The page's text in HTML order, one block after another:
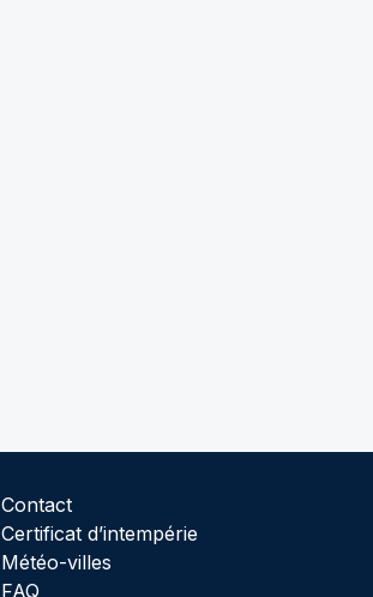
Contact
Certificat d’intempérie
Météo-villes
FAQ